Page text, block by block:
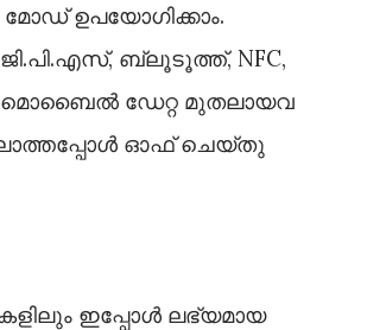
ഉപയോഗിക്കാം.
ബ്ലൂടൂത്ത്, NFC,
മൊബൈൽ ഡേറ്റ മുതലായവ
ഓഫ് ചെയ്തു
ഇപ്പോൾ ലഭ്യമായ